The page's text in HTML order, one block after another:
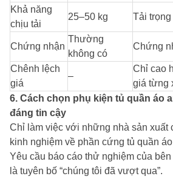
Khả năng
chịu tải
25–50 kg Tải
Chứng nhận
Thường
không có
Chứng
Chênh lệch
giá
–
Chỉ cao
giá từng
6. Cách chọn phụ kiện tủ quần áo
đáng tin cậy
Chỉ làm việc với những nhà sản xuất
kinh nghiệm về phần cứng tủ quần
Yêu cầu báo cáo thử nghiệm của
là tuyên bố “chúng tôi đã vượt qua”.